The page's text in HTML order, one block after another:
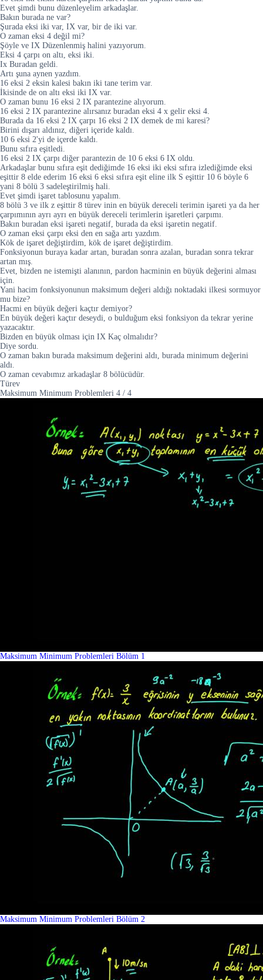
Evet şimdi bunu düzenleyelim arkadaşlar.
Bakın burada ne var?
Şurada eksi iki var, IX var, bir de iki var.
O zaman eksi 4 değil mi?
Şöyle ve IX Düzenlenmiş halini yazıyorum.
Eksi 4 çarpı on altı, eksi iki.
Ix Buradan geldi.
Artı şuna aynen yazdım.
16 eksi 2 eksin kalesi bakın iki tane terim var.
İkisinde de on altı eksi iki IX var.
O zaman bunu 16 eksi 2 IX parantezine alıyorum.
16 eksi 2 IX parantezine alırsanız buradan eksi 4 x gelir eksi 4.
Burada da 16 eksi 2 IX çarpı 16 eksi 2 IX demek de mi karesi?
Birini dışarı aldınız, diğeri içeride kaldı.
10 6 eksi 2'yi de içerde kaldı.
Bunu sıfıra eşitledi.
16 eksi 2 IX çarpı diğer parantezin de 10 6 eksi 6 IX oldu.
Arkadaşlar bunu sıfıra eşit dediğimde 16 eksi iki eksi sıfıra izlediğimde eksi
eşittir 8 elde ederim 16 eksi 6 eksi sıfıra eşit eline ilk S eşittir 10 6 böyle 6
yani 8 bölü 3 sadeleştirilmiş hali.
Evet şimdi işaret tablosunu yapalım.
8 bölü 3 ve ilk z eşittir 8 türev inin en büyük dereceli terimin işareti ya da her
çarpımının ayrı ayrı en büyük dereceli terimlerin işaretleri çarpımı.
Bakın buradan eksi işareti negatif, burada da eksi işaretin negatif.
O zaman eksi çarpı eksi den en sağa artı yazdım.
Kök de işaret değiştirdim, kök de işaret değiştirdim.
Fonksiyonun buraya kadar artan, buradan sonra azalan, buradan sonra tekrar
artan mış.
Evet, bizden ne istemişti alanının, pardon hacminin en büyük değerini alması
için.
Yani hacim fonksiyonunun maksimum değeri aldığı noktadaki ilkesi sormuyor
mu bize?
Hacmi en büyük değeri kaçtır demiyor?
En büyük değeri kaçtır deseydi, o bulduğum eksi fonksiyon da tekrar yerine
yazacaktır.
Bizden en büyük olması için IX Kaç olmalıdır?
Diye sordu.
O zaman bakın burada maksimum değerini aldı, burada minimum değerini
aldı.
O zaman cevabımız arkadaşlar 8 bölücüdür.
Türev
Maksimum Minimum Problemleri 4 / 4
Maksimum Minimum Problemleri Bölüm 1
Maksimum Minimum Problemleri Bölüm 2